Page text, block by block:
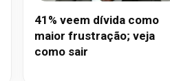
41% veem dívida como
maior frustração; veja
como sair